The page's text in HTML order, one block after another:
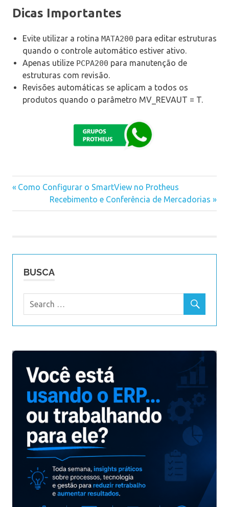
Dicas Importantes
Evite utilizar a rotina MATA200 para editar estruturas
quando o controle automático estiver ativo.
Apenas utilize PCPA200 para manutenção de
estruturas com revisão.
Revisões automáticas se aplicam a todos os
produtos quando o parâmetro MV_REVAUT = T.
Navegação
Previous
Como Configurar o SmartView no Protheus
Next
Post:
Recebimento e Conferência de Mercadorias
BUSCA